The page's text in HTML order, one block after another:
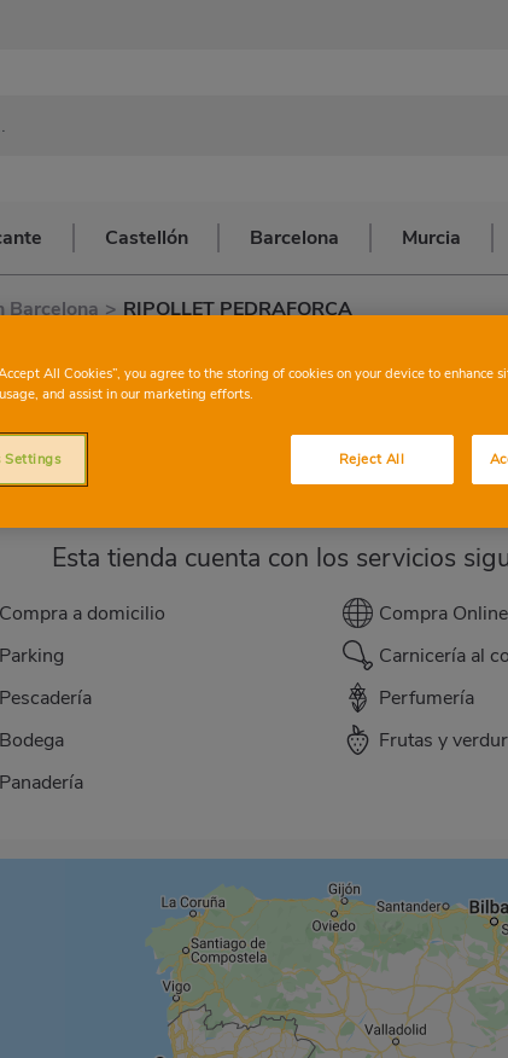
Castellón Barcelona Murcia
Barcelona > RIPOLLET PEDRAFORCA
CONSUM
Esta tienda cuenta con los servicios
Compra a domicilio
Compra Online
Parking
Carnicería al
Pescadería
Perfumería
Bodega
Frutas y
Panadería
All Cookies”, you agree to the storing of cookies on your device to enhance
and assist in our marketing efforts.
Reject All
Settings